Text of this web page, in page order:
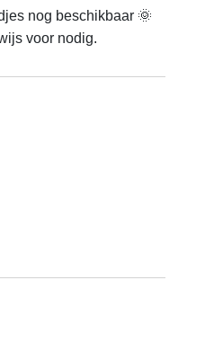
nog beschikbaar 🌞
voor nodig.